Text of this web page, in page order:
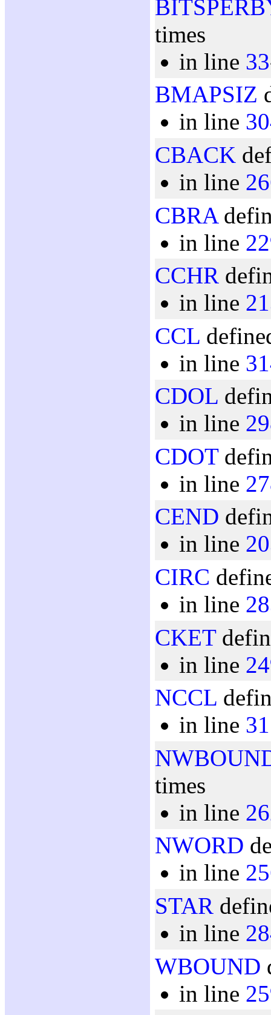
times
in line 33
BMAPSIZ
in line
CBACK
in line
CBRA
in line
CCHR
in line
CCL
in line
CDOL
in line
CDOT
in line
CEND
in line
CIRC
in line
CKET
in line
NCCL
in line
times
in line
NWORD
in line
STAR
in line
WBOUND
in line